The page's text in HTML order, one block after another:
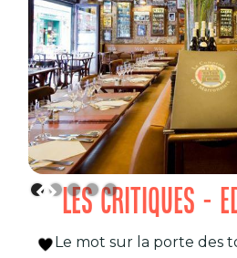
LES CRITIQUES -
Le mot sur la porte des